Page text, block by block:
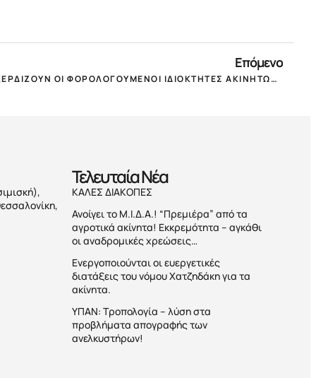
Επόμενο
ΤAXΗΕΑVEN: ΤΙ ΧΑΝΟΥΝ ΚΑΙ ΤΙ ΚΕΡΔΙΖΟΥΝ ΟΙ ΦΟΡΟΛΟΓΟΥΜΕΝΟΙ ΙΔΙΟΚΤΗΤΕΣ ΑΚΙΝΗΤΩΝ ΓΙΑ ΤΟ 2020 & 2021!
Τελευταία Nέα
ΚΑΛΕΣ ΔΙΑΚΟΠΕΣ
Ανοίγει το Μ.Ι.Δ.Α.! “Πρεμιέρα” από τα
αγροτικά ακίνητα! Εκκρεμότητα – αγκάθι
οι αναδρομικές χρεώσεις…
Ενεργοποιούνται οι ευεργετικές
διατάξεις του νόμου Χατζηδάκη για τα
ακίνητα.
ΥΠΑΝ: Τροπολογία – λύση στα
προβλήματα απογραφής των
ανελκυστήρων!